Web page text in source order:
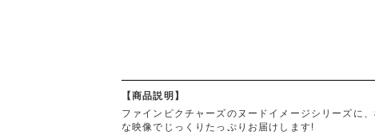
【商品説明】
ファインピクチャーズのヌードイメージシリーズに
な映像でじっくりたっぷりお届けします!